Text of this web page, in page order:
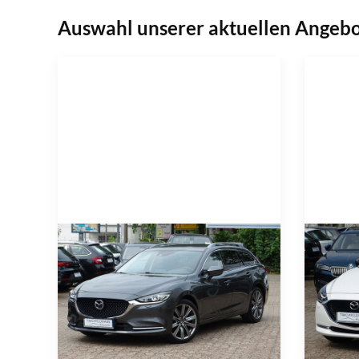
Auswahl unserer aktuellen